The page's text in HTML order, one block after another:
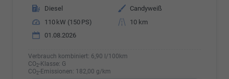
Kraftstoff
Diesel Außenfarbe
Candyweiß
Leistung
110 kW (150 PS) Kilometerstand
10 km
01.08.2026
Verbrauch kombiniert: 6,90 l/100km
CO2-Klasse: G
CO2-Emissionen: 182,00 g/km